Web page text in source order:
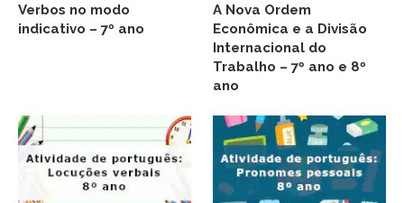
Verbos no modo
indicativo – 7º ano
A Nova Ordem
Econômica e a Divisão
Internacional do
Trabalho – 7º ano e 8º
ano